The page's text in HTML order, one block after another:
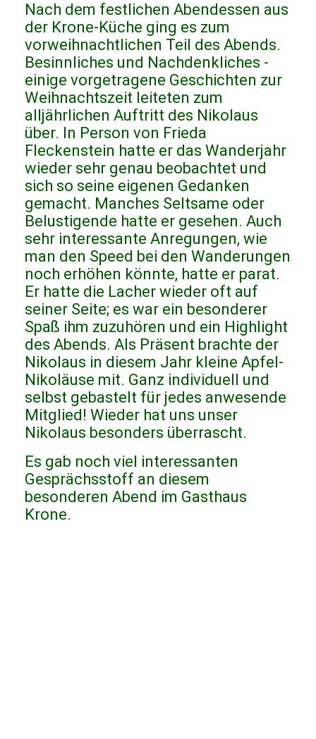
Nach dem festlichen Abendessen aus
der Krone-Küche ging es zum
vorweihnachtlichen Teil des Abends.
Besinnliches und Nachdenkliches -
einige vorgetragene Geschichten zur
Weihnachtszeit leiteten zum
alljährlichen Auftritt des Nikolaus
über. In Person von Frieda
Fleckenstein hatte er das Wanderjahr
wieder sehr genau beobachtet und
sich so seine eigenen Gedanken
gemacht. Manches Seltsame oder
Belustigende hatte er gesehen. Auch
sehr interessante Anregungen, wie
man den Speed bei den Wanderungen
noch erhöhen könnte, hatte er parat.
Er hatte die Lacher wieder oft auf
seiner Seite; es war ein besonderer
Spaß ihm zuzuhören und ein Highlight
des Abends. Als Präsent brachte der
Nikolaus in diesem Jahr kleine Apfel-
Nikoläuse mit. Ganz individuell und
selbst gebastelt für jedes anwesende
Mitglied! Wieder hat uns unser
Nikolaus besonders überrascht.
Es gab noch viel interessanten
Gesprächsstoff an diesem
besonderen Abend im Gasthaus
Krone.